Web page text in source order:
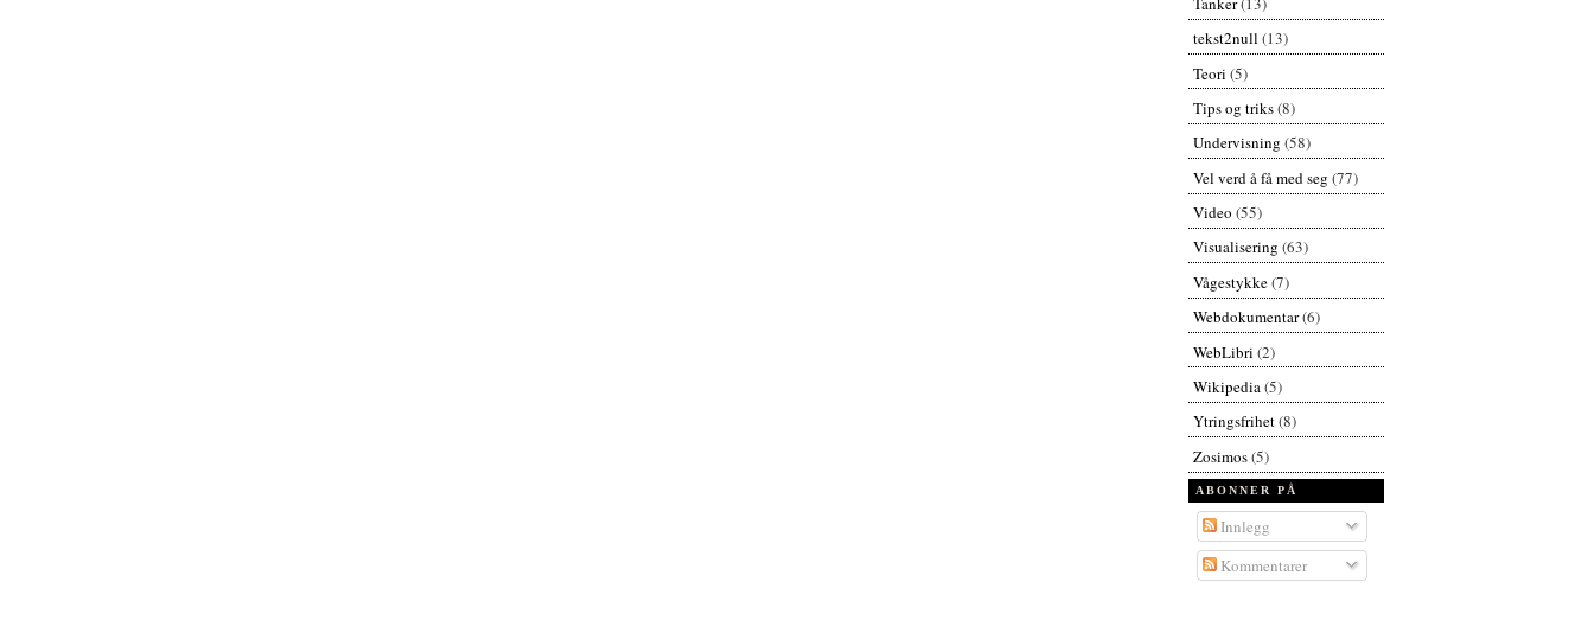
tekst2null (13)
Teori (5)
Tips og triks(8)
Undervisning (58)
Vel verd å få med seg (77)
Video (55)
Visualisering (63)
Vågestykke(7)
Webdokumentar(6)
WebLibri (2)
Wikipedia(5)
Ytringsfrihet(8)
Zosimos(5)
ABONNER PÅ
Innlegg
Kommentarer